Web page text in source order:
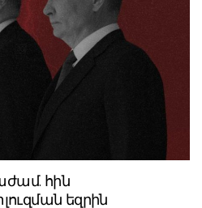
հին
եզրին